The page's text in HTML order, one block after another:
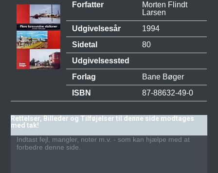
Forfatter
Morten Flindt
Larsen
Udgivelsesår
1994
Sidetal
80
Udgivelsessted
Forlag
Bane Bøger
ISBN
87-88632-49-0
Rettelser, Billeder og Tilføjelser til denne side modtages
med tak!